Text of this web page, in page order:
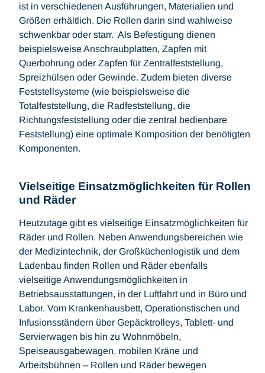
ist in verschiedenen Ausführungen, Materialien und
Größen erhältlich. Die Rollen darin sind wahlweise
schwenkbar oder starr. Als Befestigung dienen
beispielsweise Anschraubplatten, Zapfen mit
Querbohrung oder Zapfen für Zentralfeststellung,
Spreizhülsen oder Gewinde. Zudem bieten diverse
Feststellsysteme (wie beispielsweise die
Totalfeststellung, die Radfeststellung, die
Richtungsfeststellung oder die zentral bedienbare
Feststellung) eine optimale Komposition der benötigten
Komponenten.
Vielseitige Einsatzmöglichkeiten für Rollen
und Räder
Heutzutage gibt es vielseitige Einsatzmöglichkeiten für
Räder und Rollen. Neben Anwendungsbereichen wie
der Medizintechnik, der Großküchenlogistik und dem
Ladenbau finden Rollen und Räder ebenfalls
vielseitige Anwendungsmöglichkeiten in
Betriebsausstattungen, in der Luftfahrt und in Büro und
Labor. Vom Krankenhausbett, Operationstischen und
Infusionsständern über Gepäcktrolleys, Tablett- und
Servierwagen bis hin zu Wohnmöbeln,
Speiseausgabewagen, mobilen Kräne und
Arbeitsbühnen – Rollen und Räder bewegen